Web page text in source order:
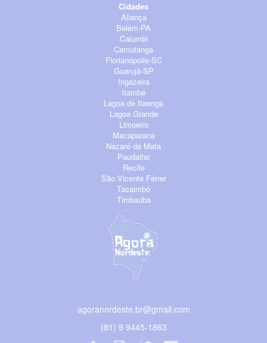
Cidades
Aliança
Belém-PA
Calumbi
Camutanga
Florianópolis-SC
Guarujá-SP
Ingazeira
Itambé
Lagoa de Itaenga
Lagoa Grande
Limoeiro
Macaparana
Nazaré da Mata
Paudalho
Recife
São Vicente Férrer
Tacaimbó
Timbaúba
agoranordeste.br@gmail.com
(81) 9 9445-1863